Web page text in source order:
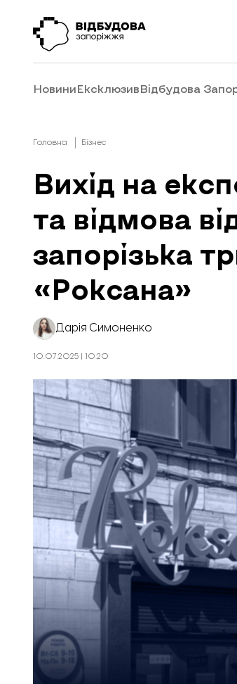
НовиниЕксклюзивВідбудова
Головна Бізнес
Вихід на
та відмова
запорізька
«Роксана»
Дарія Симоненко
10.07.2025 | 10:20